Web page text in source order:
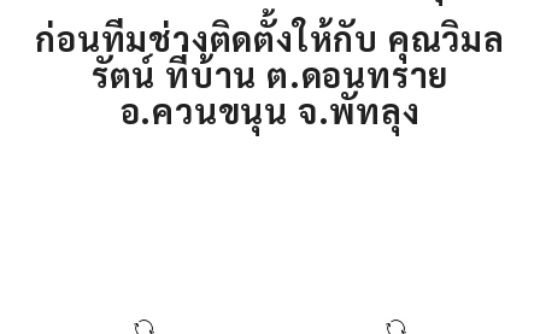
เฟอร์นิเจอร์ไม้สัก สั่งทำเข้าชุดกัน
ก่อนทีมช่างติดตั้งให้กับ คุณวิมล
รัตน์ ที่บ้าน ต.ดอนทราย